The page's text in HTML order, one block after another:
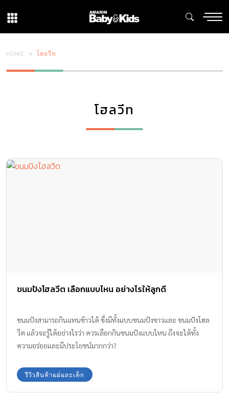
HOME โฮลวีท
โฮลวีท
ขนมปังโฮลวีต เลือกแบบไหน อย่างไรให้ลูกดี
ขนมปังสามารถกินแทนข้าวได้ ซึ่งมีทั้งแบบขนมปังขาวและ ขนมปังโฮล
วีต แล้วจะรู้ได้อย่างไรว่า ควรเลือกกินขนมปังแบบไหน ถึงจะได้ทั้ง
ความอร่อยและมีประโยชน์มากกว่า?
รีวิวสินค้าแม่และเด็ก